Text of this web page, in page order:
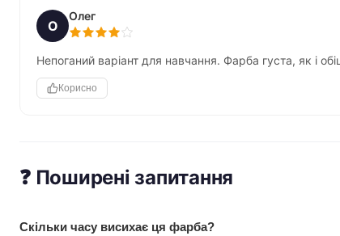
О
Олег
Непоганий варіант для навчання. Фарба густа, як і
Корисно
❓ Поширені запитання
Скільки часу висихає ця фарба?